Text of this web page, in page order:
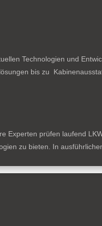
Technologien und
bis zu
prüfen laufend
zu bieten. In